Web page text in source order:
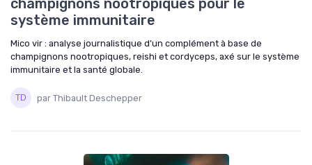
champignons nootropiques pour le
système immunitaire
Mico vir : analyse journalistique d’un complément à base de
champignons nootropiques, reishi et cordyceps, axé sur le système
immunitaire et la santé globale.
par Thibault Deschepper